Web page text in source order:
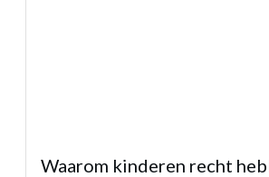
Waarom kinderen recht